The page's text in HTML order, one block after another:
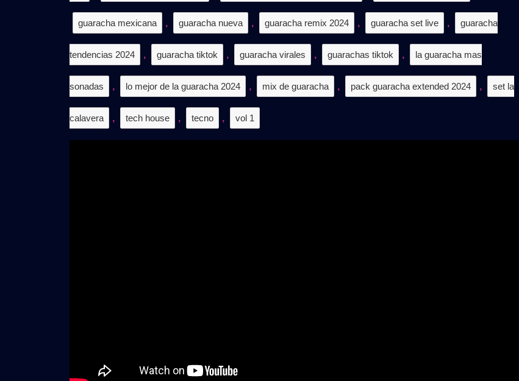
guaracha mexicana , guaracha nueva , guaracha remix 2024 , guaracha set live , guaracha
tendencias 2024 , guaracha tiktok , guaracha virales , guarachas tiktok , la guaracha mas
sonadas , lo mejor de la guaracha 2024 , mix de guaracha , pack guaracha extended 2024 , set la
calavera , tech house , tecno , vol 1